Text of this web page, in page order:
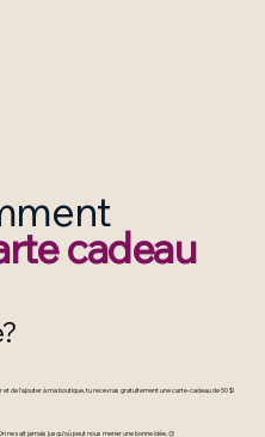
cadeau
de l’ajouter à ma boutique, tu recevras gratuitement une carte-cadeau de 50 $!
ne sait jamais jusqu’où peut nous mener une bonne idée. 😉